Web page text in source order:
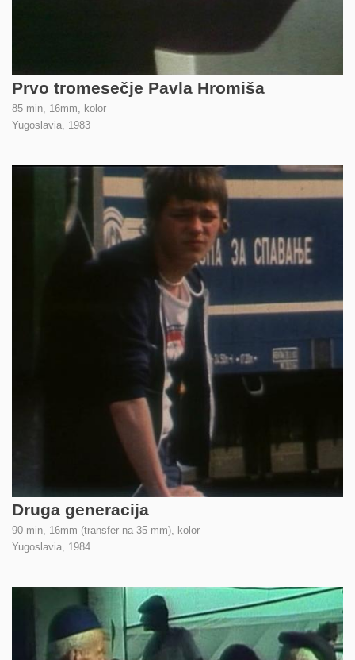
Prvo tromesečje Pavla Hromiša
85 min, 16mm, kolor
Yugoslavia, 1983
Druga generacija
90 min, 16mm (transfer na 35 mm), kolor
Yugoslavia, 1984